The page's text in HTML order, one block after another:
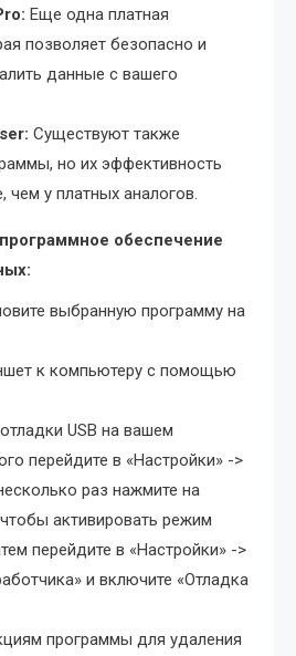
Еще одна платная
позволяет безопасно и
данные с вашего
Существуют также
но их эффективность
у платных аналогов.
обеспечение
выбранную программу на
к компьютеру с помощью
USB на вашем
перейдите в «Настройки» ->
раз нажмите на
активировать режим
перейдите в «Настройки» ->
и включите «Отладка
программы для удаления